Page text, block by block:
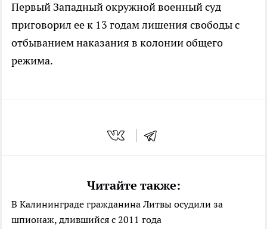
Первый Западный окружной военный суд
приговорил ее к 13 годам лишения свободы с
отбыванием наказания в колонии общего
режима.
Читайте также:
В Калининграде гражданина Литвы осудили за
шпионаж, длившийся с 2011 года